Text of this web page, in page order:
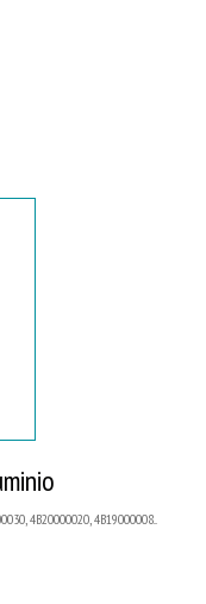
4B20000020, 4B19000008...